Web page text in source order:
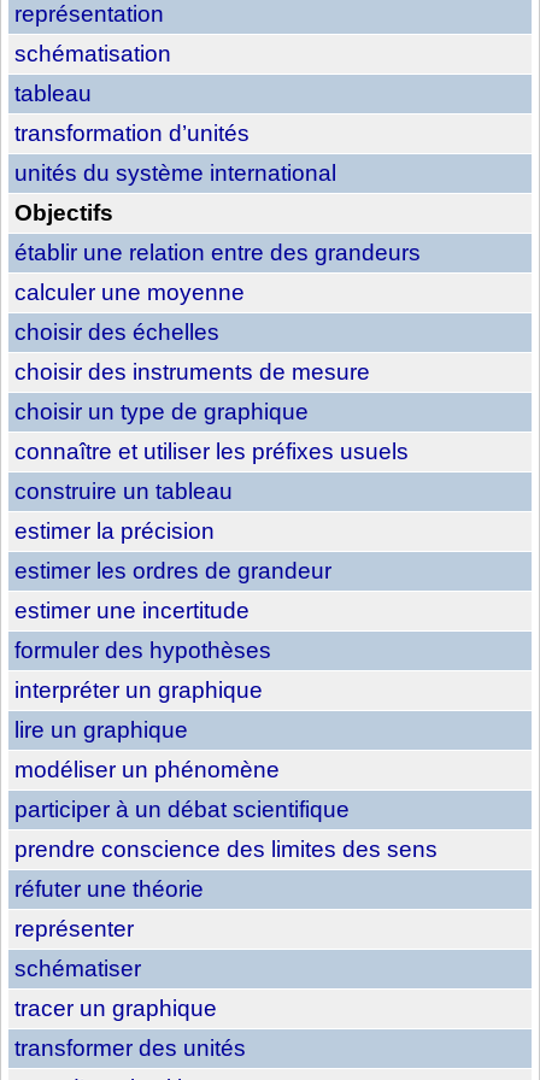
représentation
schématisation
tableau
transformation d’unités
unités du système international
Objectifs
établir une relation entre des grandeurs
calculer une moyenne
choisir des échelles
choisir des instruments de mesure
choisir un type de graphique
connaître et utiliser les préfixes usuels
construire un tableau
estimer la précision
estimer les ordres de grandeur
estimer une incertitude
formuler des hypothèses
interpréter un graphique
lire un graphique
modéliser un phénomène
participer à un débat scientifique
prendre conscience des limites des sens
réfuter une théorie
représenter
schématiser
tracer un graphique
transformer des unités